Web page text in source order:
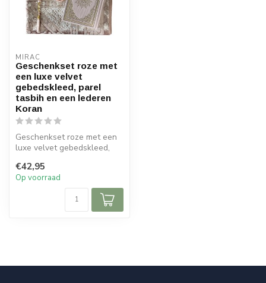
MIRAC
Geschenkset roze met
een luxe velvet
gebedskleed, parel
tasbih en een lederen
Koran
Geschenkset roze met een
luxe velvet gebedskleed,
Ko...
€42,95
Op voorraad